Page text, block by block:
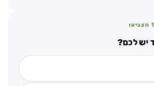
הצביעו
יש לכם?